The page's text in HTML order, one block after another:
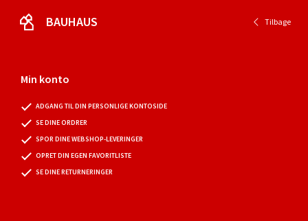
BAUHAUS Tilbage
Min konto
ADGANG TIL DIN PERSONLIGE KONTOSIDE
SE DINE ORDRER
SPOR DINE WEBSHOP-LEVERINGER
OPRET DIN EGEN FAVORITLISTE
SE DINE RETURNERINGER